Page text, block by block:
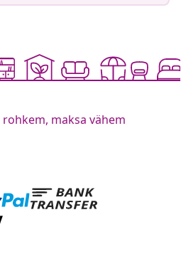
rohkem, maksa vähem